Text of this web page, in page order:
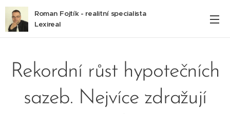
Roman Fojtík - realitní specialista
Lexireal
Rekordní růst hypotečních
sazeb. Nejvíce zdražují